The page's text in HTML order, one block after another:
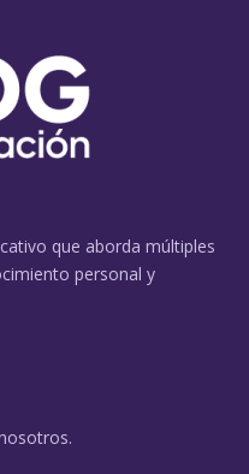
que aborda múltiples
personal y